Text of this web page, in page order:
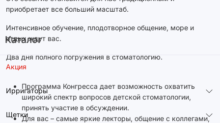
Каталог
Акция
Ирригаторы
Щетки
приобретает все больший масштаб.
Интенсивное обучение, плодотворное общение, море и
отдых ждут вас.
Два дня полного погружения в стоматологию.
Программа Конгресса дает возможность охватить
широкий спектр вопросов детской стоматологии,
принять участие в обсуждении.
Для вас – самые яркие лекторы, общение с коллегами,